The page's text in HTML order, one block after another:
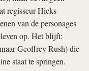
regisseur Hicks
van de personages
op. Het blijft:
Geoffrey Rush) die
staat te springen.